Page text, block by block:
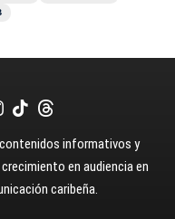
informativos y
en audiencia en
caribeña.